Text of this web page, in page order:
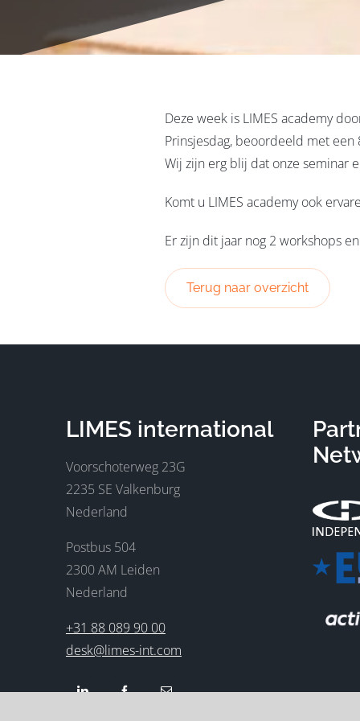
Deze week is LIMES academy
Prinsjesdag, beoordeeld met een
Wij zijn erg blij dat onze seminar
Komt u LIMES academy ook
Er zijn dit jaar nog 2 workshops
Terug naar overzicht
LIMES international
Voorschoterweg 23G
2235 SE Valkenburg
Nederland
Postbus 504
2300 AM Leiden
Nederland
+31 88 089 90 00
desk@limes-int.com